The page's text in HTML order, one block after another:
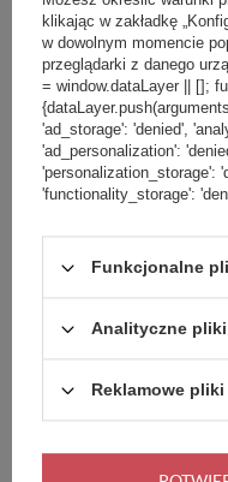
Pasek antykradzieżowy do
Pacsafe - Szary
CHWILOWO NIEDOSTĘPNY
Pacsafe Travelsafe 12 l GII -
klikając w zakładkę
w dowolnym momencie
przeglądarki z danego
= window.dataLayer || [];
'ad_storage': 'denied',
'ad_personalization':
'personalization_storage':
'functionality_storage':
Funkcjonalne
Analityczne
Reklamowe